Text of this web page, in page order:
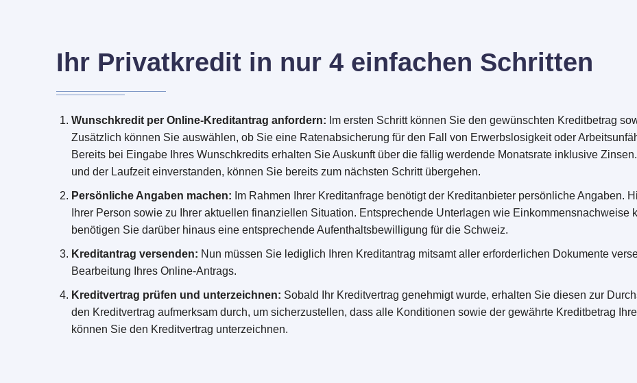
Ihr Privatkredit in nur 4 einfachen Schritten
Wunschkredit per Online-Kreditantrag anfordern: Im ersten Schritt können Sie den gewünschten Kreditbetrag
Zusätzlich können Sie auswählen, ob Sie eine Ratenabsicherung für den Fall von Erwerbslosigkeit oder
Bereits bei Eingabe Ihres Wunschkredits erhalten Sie Auskunft über die fällig werdende Monatsrate inklusive
und der Laufzeit einverstanden, können Sie bereits zum nächsten Schritt übergehen.
Persönliche Angaben machen: Im Rahmen Ihrer Kreditanfrage benötigt der Kreditanbieter persönliche Angaben.
Ihrer Person sowie zu Ihrer aktuellen finanziellen Situation. Entsprechende Unterlagen wie
benötigen Sie darüber hinaus eine entsprechende Aufenthaltsbewilligung für die Schweiz.
Kreditantrag versenden: Nun müssen Sie lediglich Ihren Kreditantrag mitsamt aller erforderlichen Dokumente
Bearbeitung Ihres Online-Antrags.
Kreditvertrag prüfen und unterzeichnen: Sobald Ihr Kreditvertrag genehmigt wurde, erhalten Sie diesen zur
den Kreditvertrag aufmerksam durch, um sicherzustellen, dass alle Konditionen sowie der gewährte Kreditbetrag
können Sie den Kreditvertrag unterzeichnen.